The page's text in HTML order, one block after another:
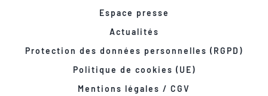
Espace presse
Actualités
Protection des données personnelles (RGPD)
Politique de cookies (UE)
Mentions légales / CGV